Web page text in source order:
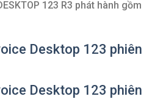
123 R3 phát hành gồm
Desktop 123 phiên
Desktop 123 phiên